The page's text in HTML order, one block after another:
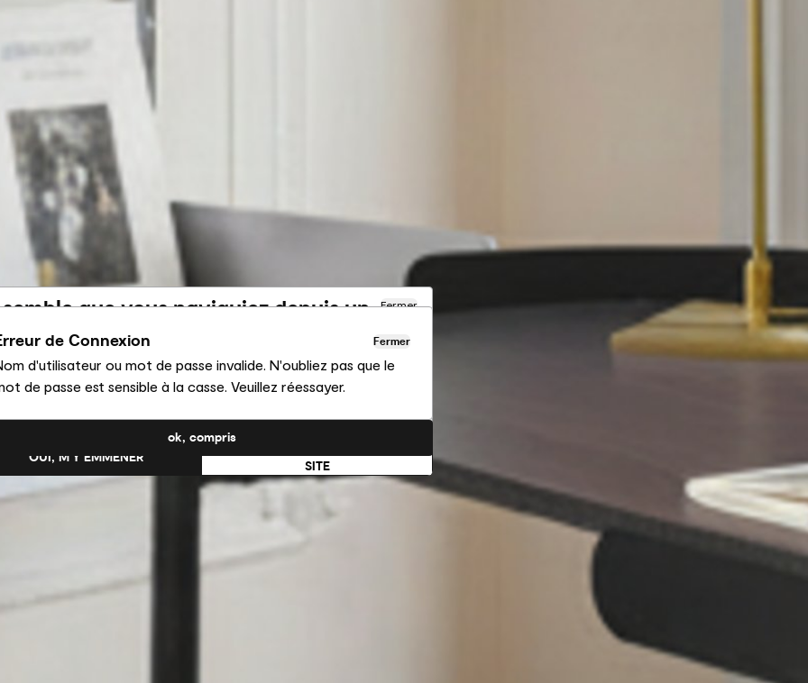
que vous naviguiez depuis un
pays
Fermer
consultez actuellement le site Calligaris pour France.
vous passer au site en États-Unis ?
SITE
OUI, M’Y EMMENER
de Connexion Fermer
d'utilisateur ou mot de passe invalide. N'oubliez pas que le
de passe est sensible à la casse. Veuillez réessayer.
ok, compris